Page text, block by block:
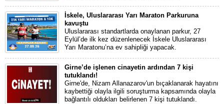
İskele, Uluslararası Yarı Maraton Parkuruna
kavuştu
Uluslararası standartlarda onaylanan parkur, 27
Eylül’de ilk kez düzenlenecek İskele Uluslararası
Yarı Maratonu’na ev sahipliği yapacak.
Girne’de işlenen cinayetin ardından 7 kişi
tutuklandı!
Girne'de, Nizam Allanazarov'un bıçaklanarak hayatını
kaybettiği olayla ilgili soruşturma kapsamında olayla
bağlantılı oldukları belirlenen 7 kişi tutuklandı.